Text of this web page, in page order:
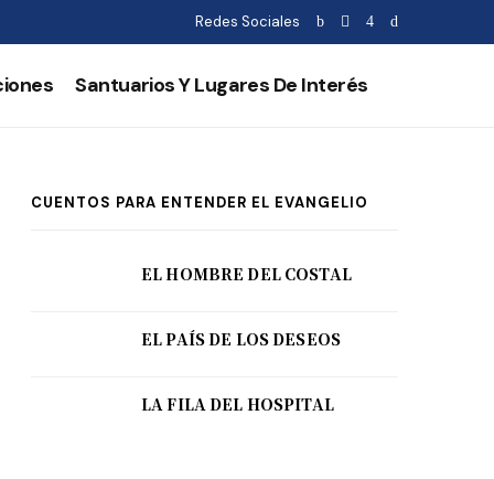
Redes Sociales
Santuarios Y Lugares De Interés
CUENTOS PARA ENTENDER EL EVANGELIO
EL HOMBRE DEL COSTAL
EL PAÍS DE LOS DESEOS
LA FILA DEL HOSPITAL